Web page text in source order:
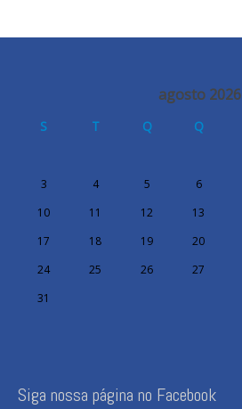
agosto 2026
S T Q Q
3
4 5 6
10
11 12 13
17
18 19 20
24
25 26 27
31
Siga nossa página no Facebook